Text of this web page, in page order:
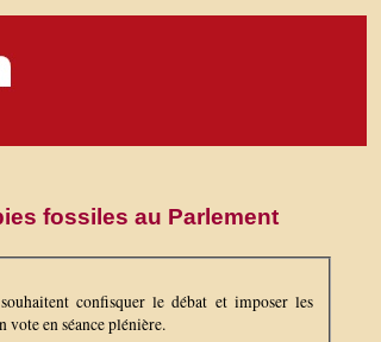
fossiles au Parlement
confisquer le débat et imposer les
vote en séance plénière.